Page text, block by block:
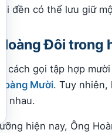
đền có thể lưu giữ
Đôi trong
cách gọi tập hợp
Mười. Tuy nhiên,
nhau.
hiện nay, Ông